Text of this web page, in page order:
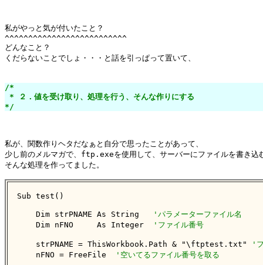
私がやっと気が付いたこと？
^^^^^^^^^^^^^^^^^^^^^^^^^^
どんなこと？
くだらないことでしょ・・・と話を引っぱって置いて、
/*
* ２．値を受け取り、処理を行う、そんな作りにする
*/
私が、関数作りヘタだなぁと自分で思ったことがあって、
少し前のメルマガで、ftp.exeを使用して、サーバーにファイルを書き込
そんな処理を作ってました。
Sub test()
    Dim strPNAME As String
'パラメーターファイル名
    Dim nFNO     As Integer
'ファイル番号
    strPNAME = ThisWorkbook.Path & "\ftptest.txt"
'
    nFNO = FreeFile
'空いてるファイル番号を取る